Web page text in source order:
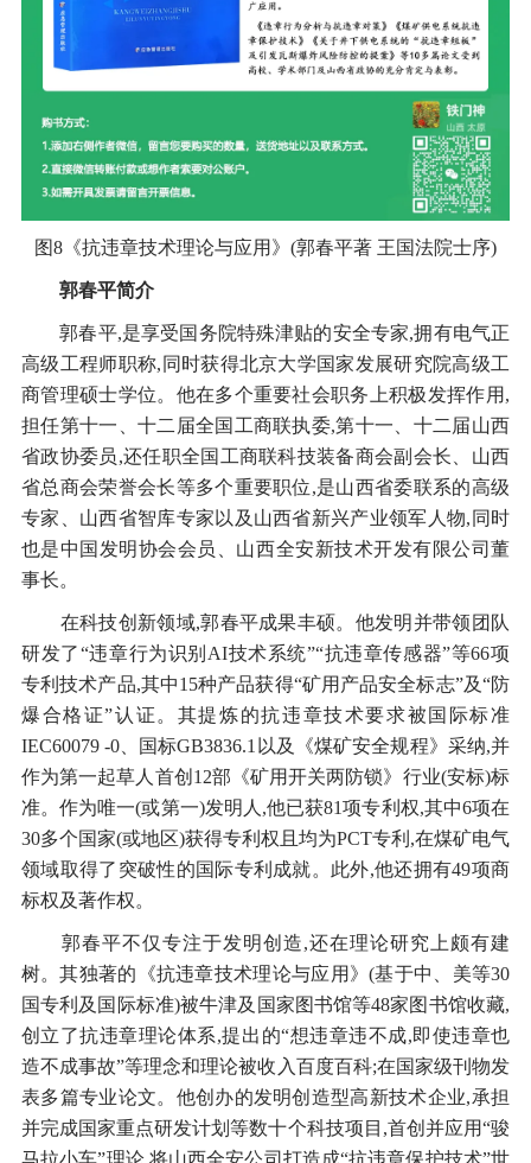
图8《抗违章技术理论与应用》(郭春平著 王国法院士序)
郭春平简介
郭春平,是享受国务院特殊津贴的安全专家,拥有电气正
高级工程师职称,同时获得北京大学国家发展研究院高级工
商管理硕士学位。他在多个重要社会职务上积极发挥作用,
担任第十一、十二届全国工商联执委,第十一、十二届山西
省政协委员,还任职全国工商联科技装备商会副会长、山西
省总商会荣誉会长等多个重要职位,是山西省委联系的高级
专家、山西省智库专家以及山西省新兴产业领军人物,同时
也是中国发明协会会员、山西全安新技术开发有限公司董
事长。
在科技创新领域,郭春平成果丰硕。他发明并带领团队
研发了“违章行为识别AI技术系统”“抗违章传感器”等66项
专利技术产品,其中15种产品获得“矿用产品安全标志”及“防
爆合格证”认证。其提炼的抗违章技术要求被国际标准
IEC60079 -0、国标GB3836.1以及《煤矿安全规程》采纳,并
作为第一起草人首创12部《矿用开关两防锁》行业(安标)标
准。作为唯一(或第一)发明人,他已获81项专利权,其中6项在
30多个国家(或地区)获得专利权且均为PCT专利,在煤矿电气
领域取得了突破性的国际专利成就。此外,他还拥有49项商
标权及著作权。
郭春平不仅专注于发明创造,还在理论研究上颇有建
树。其独著的《抗违章技术理论与应用》(基于中、美等30
国专利及国际标准)被牛津及国家图书馆等48家图书馆收藏,
创立了抗违章理论体系,提出的“想违章违不成,即使违章也
造不成事故”等理念和理论被收入百度百科;在国家级刊物发
表多篇专业论文。他创办的发明创造型高新技术企业,承担
并完成国家重点研发计划等数十个科技项目,首创并应用“骏